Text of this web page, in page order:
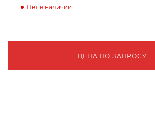
Нет в наличии
ЦЕНА ПО ЗАПРОСУ